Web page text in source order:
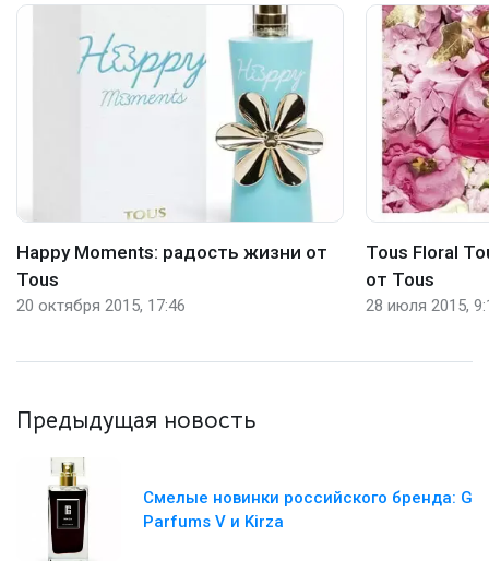
Happy Moments: радость жизни от
Tous
20 октября 2015, 17:46
Tous Floral
от Tous
28 июля 2015,
Предыдущая новость
Смелые новинки российского бренда: G
Parfums V и Kirza